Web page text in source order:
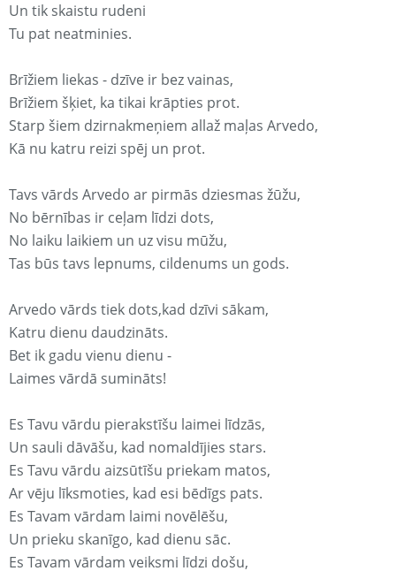
Un tik skaistu rudeni
Tu pat neatminies.
Brīžiem liekas - dzīve ir bez vainas,
Brīžiem šķiet, ka tikai krāpties prot.
Starp šiem dzirnakmeņiem allaž maļas Arvedo,
Kā nu katru reizi spēj un prot.
Tavs vārds Arvedo ar pirmās dziesmas žūžu,
No bērnības ir ceļam līdzi dots,
No laiku laikiem un uz visu mūžu,
Tas būs tavs lepnums, cildenums un gods.
Arvedo vārds tiek dots,kad dzīvi sākam,
Katru dienu daudzināts.
Bet ik gadu vienu dienu -
Laimes vārdā sumināts!
Es Tavu vārdu pierakstīšu laimei līdzās,
Un sauli dāvāšu, kad nomaldījies stars.
Es Tavu vārdu aizsūtīšu priekam matos,
Ar vēju līksmoties, kad esi bēdīgs pats.
Es Tavam vārdam laimi novēlēšu,
Un prieku skanīgo, kad dienu sāc.
Es Tavam vārdam veiksmi līdzi došu,